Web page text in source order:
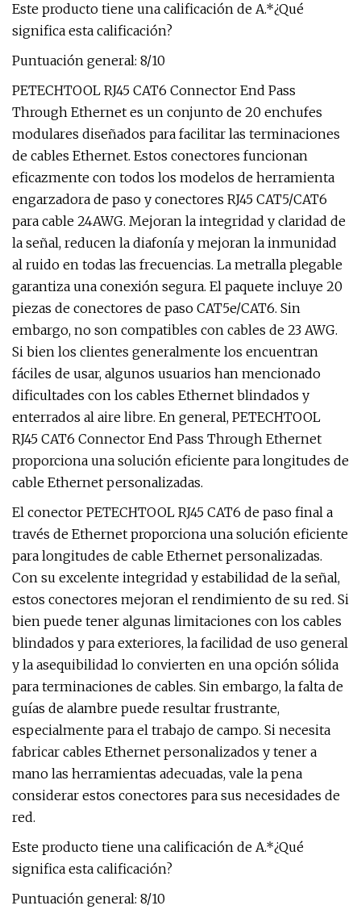
Este producto tiene una calificación de A.*¿Qué
significa esta calificación?
Puntuación general: 8/10
PETECHTOOL RJ45 CAT6 Connector End Pass
Through Ethernet es un conjunto de 20 enchufes
modulares diseñados para facilitar las terminaciones
de cables Ethernet. Estos conectores funcionan
eficazmente con todos los modelos de herramienta
engarzadora de paso y conectores RJ45 CAT5/CAT6
para cable 24AWG. Mejoran la integridad y claridad de
la señal, reducen la diafonía y mejoran la inmunidad
al ruido en todas las frecuencias. La metralla plegable
garantiza una conexión segura. El paquete incluye 20
piezas de conectores de paso CAT5e/CAT6. Sin
embargo, no son compatibles con cables de 23 AWG.
Si bien los clientes generalmente los encuentran
fáciles de usar, algunos usuarios han mencionado
dificultades con los cables Ethernet blindados y
enterrados al aire libre. En general, PETECHTOOL
RJ45 CAT6 Connector End Pass Through Ethernet
proporciona una solución eficiente para longitudes de
cable Ethernet personalizadas.
El conector PETECHTOOL RJ45 CAT6 de paso final a
través de Ethernet proporciona una solución eficiente
para longitudes de cable Ethernet personalizadas.
Con su excelente integridad y estabilidad de la señal,
estos conectores mejoran el rendimiento de su red. Si
bien puede tener algunas limitaciones con los cables
blindados y para exteriores, la facilidad de uso general
y la asequibilidad lo convierten en una opción sólida
para terminaciones de cables. Sin embargo, la falta de
guías de alambre puede resultar frustrante,
especialmente para el trabajo de campo. Si necesita
fabricar cables Ethernet personalizados y tener a
mano las herramientas adecuadas, vale la pena
considerar estos conectores para sus necesidades de
red.
Este producto tiene una calificación de A.*¿Qué
significa esta calificación?
Puntuación general: 8/10